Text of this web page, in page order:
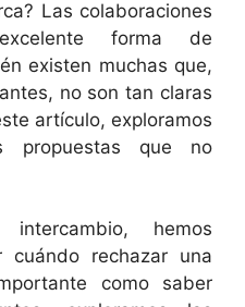
Las colaboraciones
forma de
existen muchas que,
no son tan claras
artículo, exploramos
propuestas que no
hemos
cuándo rechazar una
como saber